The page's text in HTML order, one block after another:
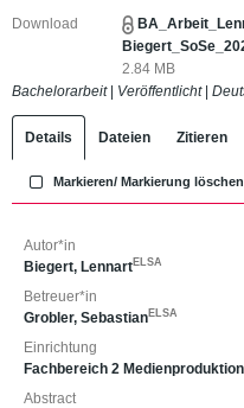
Download
2.84 MB
Bachelorarbeit| Veröffentlicht|
Details Dateien Zitieren
Markieren/ Markierung löschen
Autor*in
Biegert, Lennart ELSA
Betreuer*in
Grobler, Sebastian ELSA
Einrichtung
Fachbereich 2 Medienproduktion
Abstract